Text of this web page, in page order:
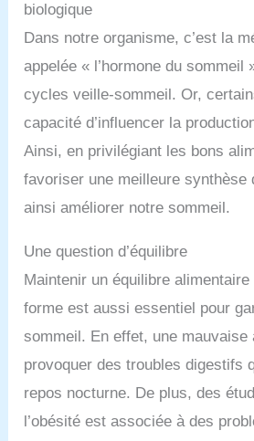
biologique
Dans notre organisme, c’est la
appelée « l’hormone du sommeil
cycles veille-sommeil. Or,
capacité d’influencer la
Ainsi, en privilégiant les bons
favoriser une meilleure synthèse
ainsi améliorer notre sommeil.
Une question d’équilibre
Maintenir un équilibre
forme est aussi essentiel pour
sommeil. En effet, une mauvaise
provoquer des troubles digestifs
repos nocturne. De plus, des
l’obésité est associée à des